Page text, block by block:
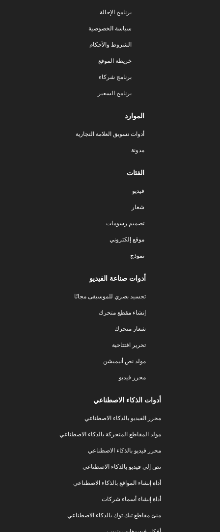
برنامج الإحالة
سياسة الخصوصية
الشروط والأحكام
خريطة الموقع
برنامج شركاء
برنامج السفير
الموارد
أدوات تسويق العلامة التجارية
مدونة
الفئات
فيديو
شعار
تصميم رسومات
موقع إلكتروني
نموذج
أدوات صناعة الفيديو
تجسيد بصري للموسيقى مجانًا
إنشاء مقطع متحرك
شعار متحرك
تحرير افتتاحية
مولد نص أنيميشن
محرر فيديو
أدوات الذكاء الاصطناعي
محرر الفيديو بالذكاء الاصطناعي
مولد المقاطع المتحركة بالذكاء الاصطناعي
محرر فيديو بالذكاء الاصطناعي
نص إلى فيديو بالذكاء الاصطناعي
أداة إنشاء المواقع بالذكاء الاصطناعي
أداة إنشاء أسماء شركات
منئ مقاطع تيك توك بالذكاء الاصطناعي